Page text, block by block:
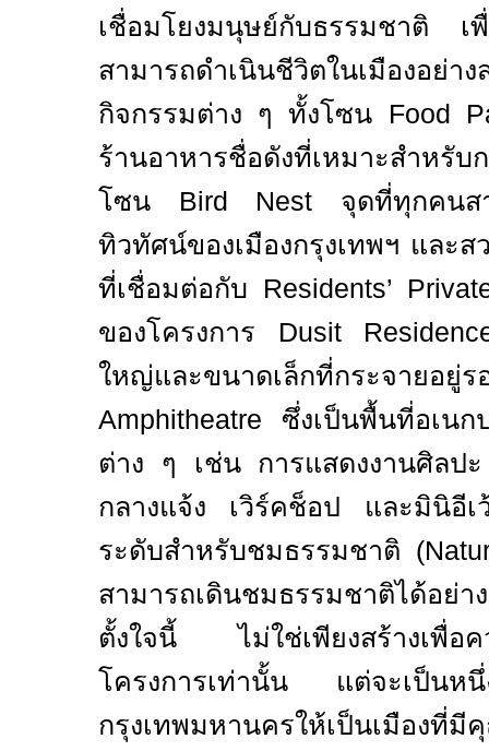
เชื่อมโยงมนุษย์กับธรรมชาติ
สามารถดำเนินชีวิตในเมืองอย่
กิจกรรมต่าง ๆ ทั้งโซน Food
ร้านอาหารชื่อดังที่เหมาะสำหรับ
โซน Bird Nest จุดที่ทุกคนส
ทิวทัศน์ของเมืองกรุงเทพฯ และ
ที่เชื่อมต่อกับ
Residents’
ของโครงการ Dusit
ใหญ่และขนาดเล็กที่กระจ
Amphitheatre ซึ่งเป็นพื้นที่อเนก
ต่าง ๆ เช่น การแสดงงานศิลป
กลางแจ้ง เวิร์คช็อป และมินิอีเ
ระดับสำหรับชมธรรมชาติ (
สามารถเดินชมธรรมชาติได้อย่
ตั้งใจนี้ ไม่ใช่เพียงสร้างเพื่อค
โครงการเท่านั้น แต่จะเป็นห
กรุงเทพมหานครให้เป็นเมือง